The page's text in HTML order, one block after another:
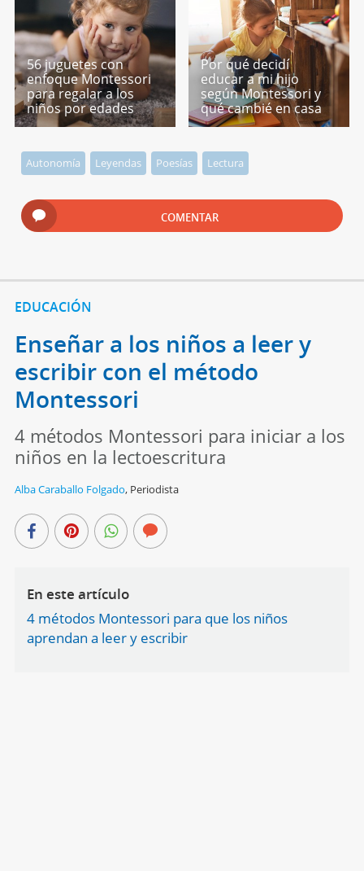
56 juguetes con
enfoque Montessori
para regalar a los
niños por edades
Por qué decidí
educar a mi hijo
según Montessori y
qué cambié en casa
Autonomía Leyendas Poesías Lectura
COMENTAR
EDUCACIÓN
Enseñar a los niños a leer y
escribir con el método
Montessori
4 métodos Montessori para iniciar a los
niños en la lectoescritura
Alba Caraballo Folgado, Periodista
En este artículo
4 métodos Montessori para que los niños
aprendan a leer y escribir